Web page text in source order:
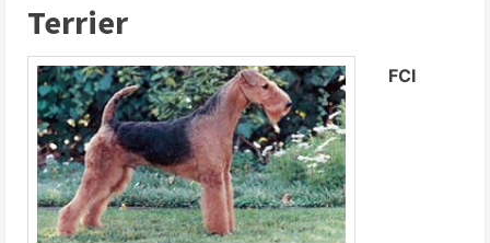
Terrier
FCI